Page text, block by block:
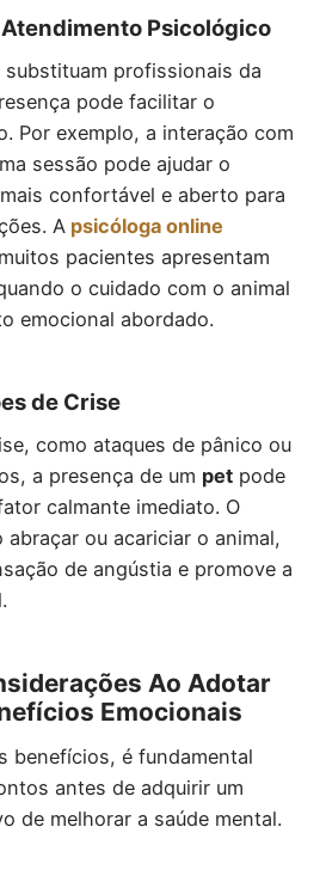
Psicológico
profissionais da
pode facilitar o
Por exemplo, a interação com
sessão pode ajudar o
confortável e aberto para
A psicóloga online
pacientes apresentam
o cuidado com o animal
emocional abordado.
de Crise
como ataques de pânico ou
a presença de um petpode
calmante imediato. O
ou acariciar o animal,
de angústia e promove a
Ao Adotar
Emocionais
benefícios, é fundamental
antes de adquirir um
de melhorar a saúde mental.